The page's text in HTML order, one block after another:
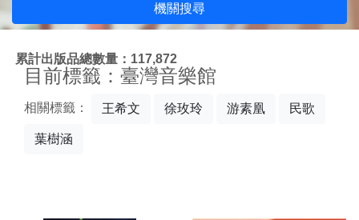
機關搜尋
累計出版品總數量：117,872
目前標籤：臺灣音樂館
相關標籤： 王希文 徐玫玲 游素凰 民歌
葉樹涵